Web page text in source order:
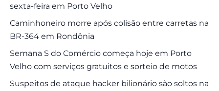
sexta-feira em Porto Velho
Caminhoneiro morre após colisão entre carretas na
BR-364 em Rondônia
Semana S do Comércio começa hoje em Porto
Velho com serviços gratuitos e sorteio de motos
Suspeitos de ataque hacker bilionário são soltos na